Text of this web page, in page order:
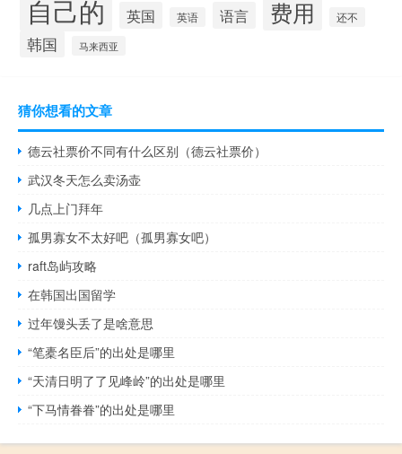
自己的 英国 英语 语言 费用 还不
韩国 马来西亚
猜你想看的文章
德云社票价不同有什么区别（德云社票价）
武汉冬天怎么卖汤壶
几点上门拜年
孤男寡女不太好吧（孤男寡女吧）
raft岛屿攻略
在韩国出国留学
过年馒头丢了是啥意思
“笔橐名臣后”的出处是哪里
“天清日明了了见峰岭”的出处是哪里
“下马情眷眷”的出处是哪里